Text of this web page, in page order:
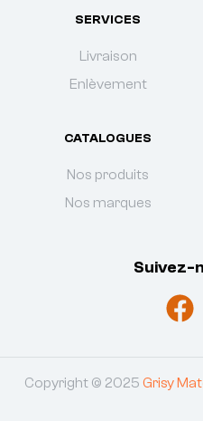
SERVICES
Livraison
Enlèvement
CATALOGUES
Nos produits
Nos marques
Suivez-
Copyright © 2025 Grisy